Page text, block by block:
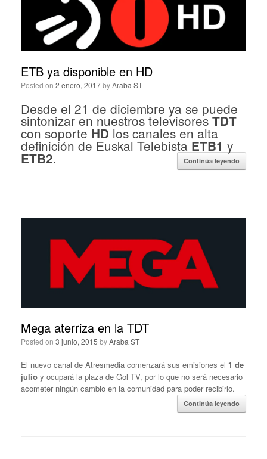
ETB ya disponible en HD
Posted on 2 enero, 2017byAraba ST
Desde el 21 de diciembre ya se puede
sintonizar en nuestros televisores TDT
con soporte HD los canales en alta
definición de Euskal Telebista ETB1 y
ETB2. Continúa leyendo
Mega aterriza en la TDT
Posted on 3 junio, 2015 byAraba ST
El nuevo canal de Atresmedia comenzará sus emisiones el 1 de
julio y ocupará la plaza de Gol TV, por lo que no será necesario
acometer ningún cambio en la comunidad para poder recibirlo.
Continúa leyendo